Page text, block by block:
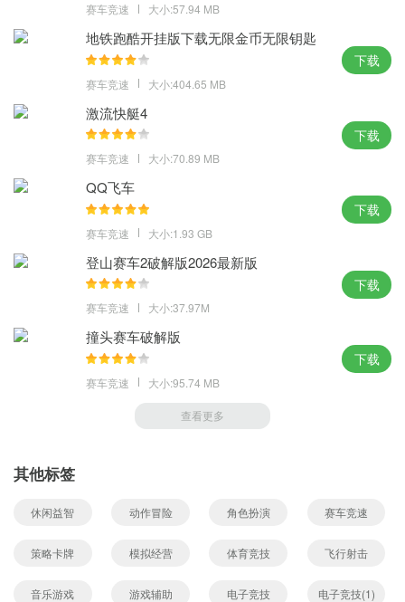
赛车竞速 大小:57.94 MB
地铁跑酷开挂版下载无限金币无限钥匙
赛车竞速 大小:404.65 MB
下载
激流快艇4
赛车竞速 大小:70.89 MB
下载
QQ飞车
赛车竞速 大小:1.93 GB
下载
登山赛车2破解版2026最新版
赛车竞速 大小:37.97M
下载
撞头赛车破解版
赛车竞速 大小:95.74 MB
下载
查看更多
其他标签
休闲益智 动作冒险 角色扮演 赛车竞速
策略卡牌 模拟经营 体育竞技 飞行射击
音乐游戏 游戏辅助 电子竞技 电子竞技(1)